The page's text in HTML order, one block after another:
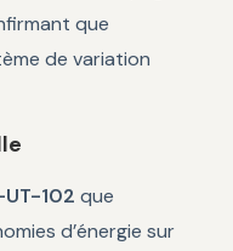
que
de variation
UT-102 que
d’énergie sur